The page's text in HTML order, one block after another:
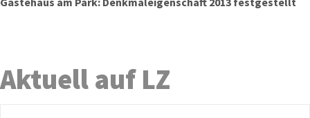
Aktuell auf LZ